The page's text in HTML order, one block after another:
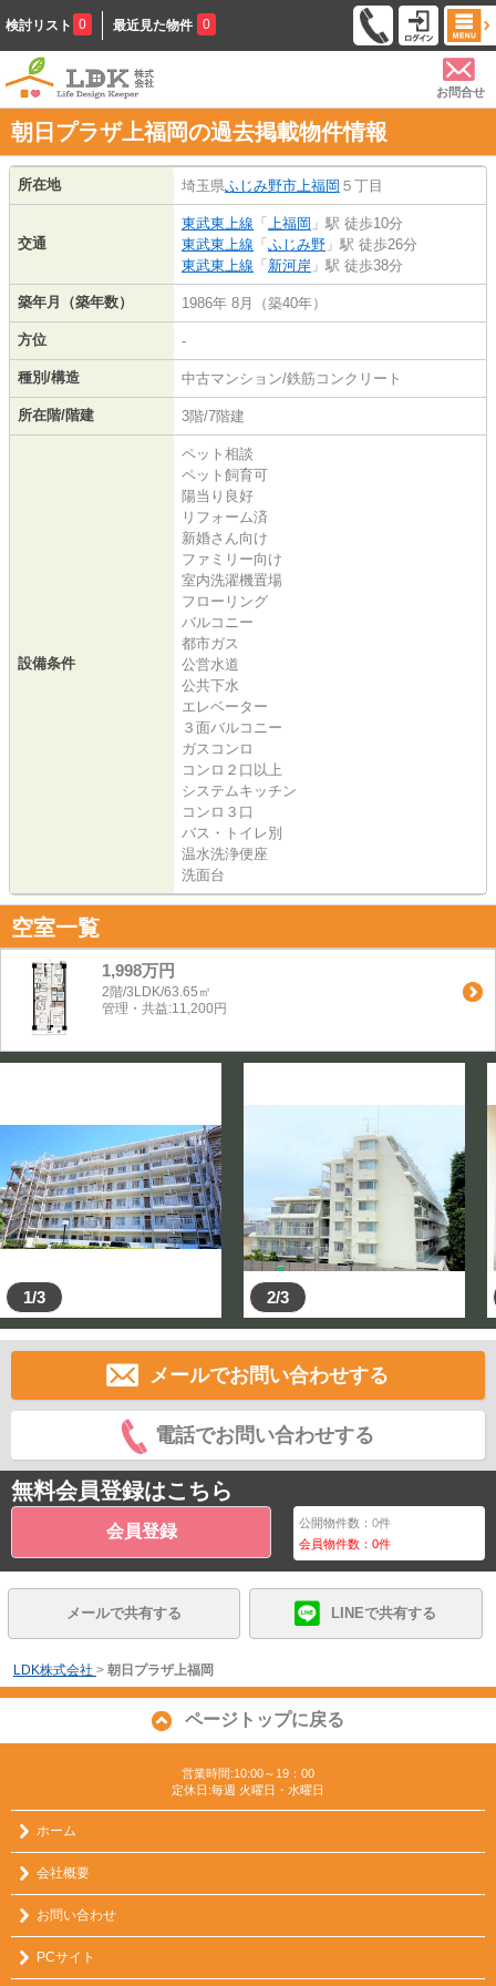
検討リスト 0 最近見た物件 0
お問合せ
朝日プラザ上福岡の過去掲載物件情報
所在地 埼玉県ふじみ野市 上福岡 ５丁目
交通
東武東上線 「 上福岡 」駅 徒歩10分
東武東上線 「 ふじみ野 」駅 徒歩26分
東武東上線 「 新河岸 」駅 徒歩38分
築年月（築年数） 1986年 8月（築40年）
方位 -
種別/構造 中古マンション/鉄筋コンクリート
所在階/階建 3階/7階建
設備条件
ペット相談
ペット飼育可
陽当り良好
リフォーム済
新婚さん向け
ファミリー向け
室内洗濯機置場
フローリング
バルコニー
都市ガス
公営水道
公共下水
エレベーター
３面バルコニー
ガスコンロ
コンロ２口以上
システムキッチン
コンロ３口
バス・トイレ別
温水洗浄便座
洗面台
空室一覧
1,998万円
2階/3LDK/63.65㎡
管理・共益:11,200円
1/3 2/3
メールでお問い合わせする
電話でお問い合わせする
無料会員登録はこちら
会員登録 公開物件数：0件
会員物件数：0件
メールで共有する LINEで共有する
LDK株式会社 > 朝日プラザ上福岡
ページトップに戻る
営業時間:10:00～19：00
定休日:毎週 火曜日・水曜日
ホーム
会社概要
お問い合わせ
PCサイト